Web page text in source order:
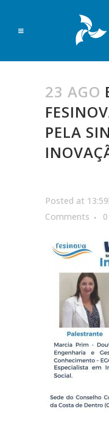
23 AGO
PELA
Posted at
Comments
0